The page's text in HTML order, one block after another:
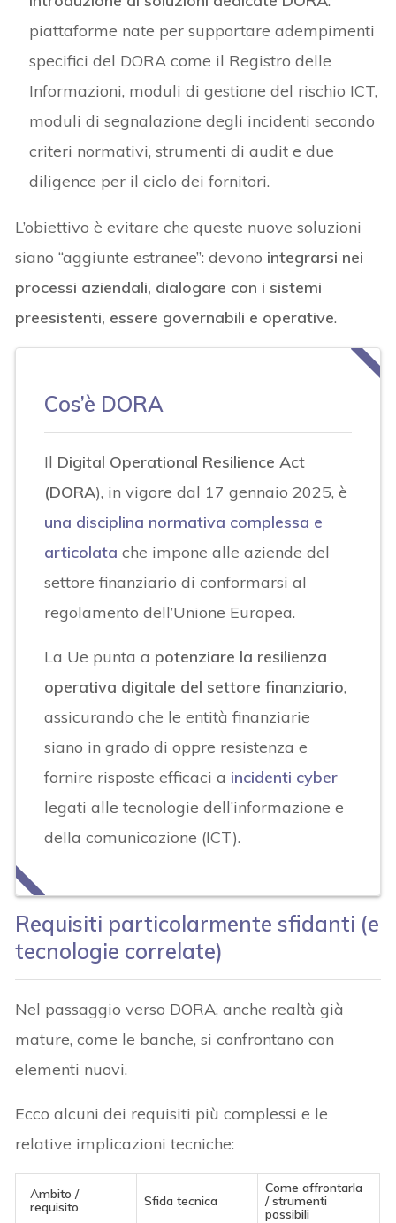
piattaforme nate per supportare adempimenti
specifici del DORA come il Registro delle
Informazioni, moduli di gestione del rischio ICT,
moduli di segnalazione degli incidenti secondo
criteri normativi, strumenti di audit e due
diligence per il ciclo dei fornitori.
L’obiettivo è evitare che queste nuove soluzioni
siano “aggiunte estranee”: devono integrarsi nei
processi aziendali, dialogare con i sistemi
preesistenti, essere governabili e operative.
Cos’è DORA
Il Digital Operational Resilience Act
(DORA), in vigore dal 17 gennaio 2025, è
una disciplina normativa complessa e
articolata che impone alle aziende del
settore finanziario di conformarsi al
regolamento dell’Unione Europea.
La Ue punta a potenziare la resilienza
operativa digitale del settore finanziario,
assicurando che le entità finanziarie
siano in grado di oppre resistenza e
fornire risposte efficaci a incidenti cyber
legati alle tecnologie dell’informazione e
della comunicazione (ICT).
Requisiti particolarmente sfidanti (e
tecnologie correlate)
Nel passaggio verso DORA, anche realtà già
mature, come le banche, si confrontano con
elementi nuovi.
Ecco alcuni dei requisiti più complessi e le
relative implicazioni tecniche:
Ambito /
requisito
Sfida tecnica
Come affrontarla
/ strumenti
possibili